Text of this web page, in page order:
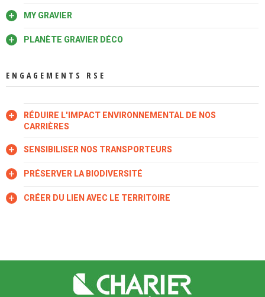
MY GRAVIER
PLANÈTE GRAVIER DÉCO
ENGAGEMENTS RSE
RÉDUIRE L'IMPACT ENVIRONNEMENTAL DE NOS
CARRIÈRES
SENSIBILISER NOS TRANSPORTEURS
PRÉSERVER LA BIODIVERSITÉ
CRÉER DU LIEN AVEC LE TERRITOIRE